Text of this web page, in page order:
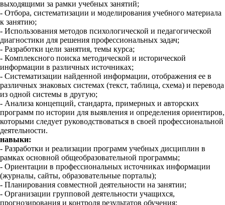
выходящими за рамки учебных занятий;
- Отбора, систематизации и моделирования учебного материала
к занятию;
- Использования методов психологической и педагогической
диагностики для решения профессиональных задач;
- Разработки цели занятия, темы курса;
- Комплексного поиска методической и исторической
информации в различных источниках;
- Систематизации найденной информации, отображения ее в
различных знаковых системах (текст, таблица, схема) и перевода
из одной системы в другую;
- Анализа концепций, стандарта, примерных и авторских
программ по истории для выявления и определения ориентиров,
которыми следует руководствоваться в своей профессиональной
деятельности.
навыки:
- Разработки и реализации программ учебных дисциплин в
рамках основной общеобразовательной программы;
- Ориентации в профессиональных источниках информации
(журналы, сайты, образовательные порталы);
- Планирования совместной деятельности на занятии;
- Организации групповой деятельности учащихся,
прогнозирования и контроля результатов обучения;